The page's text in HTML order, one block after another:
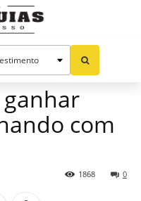
com
0
1868